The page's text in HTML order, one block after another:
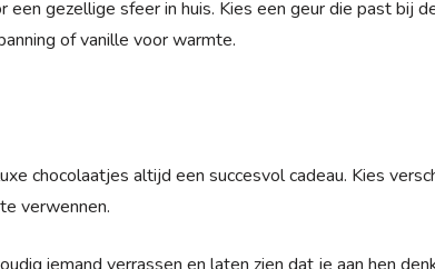
een gezellige sfeer in huis. Kies een geur die past bij
of vanille voor warmte.
chocolaatjes altijd een succesvol cadeau. Kies
verwennen.
iemand verrassen en laten zien dat je aan hen